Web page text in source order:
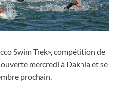
Swim Trek», compétition de
mercredi à Dakhla et se
prochain.